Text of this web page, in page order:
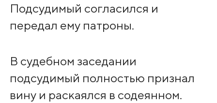
Подсудимый согласился и
передал ему патроны.
В судебном заседании
подсудимый полностью признал
вину и раскаялся в содеянном.